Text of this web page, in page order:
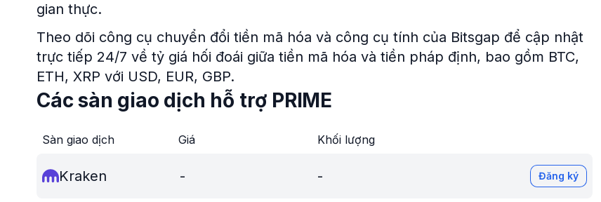
gian thực.
Theo dõi công cụ chuyển đổi tiền mã hóa và công cụ tính của Bitsgap để cập nhật
trực tiếp 24/7 về tỷ giá hối đoái giữa tiền mã hóa và tiền pháp định, bao gồm BTC,
ETH, XRP với USD, EUR, GBP.
Các sàn giao dịch hỗ trợ PRIME
Sàn giao dịch Giá Khối lượng
Kraken - - Đăng ký